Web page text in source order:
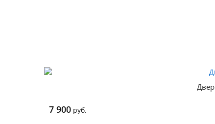
7 900 руб.